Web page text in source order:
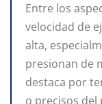
Entre los
velocidad de
alta,
presionan de
destaca por
o precisos